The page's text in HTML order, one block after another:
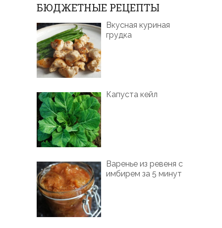
БЮДЖЕТНЫЕ РЕЦЕПТЫ
Вкусная куриная
грудка
Капуста кейл
Варенье из ревеня с
имбирем за 5 минут